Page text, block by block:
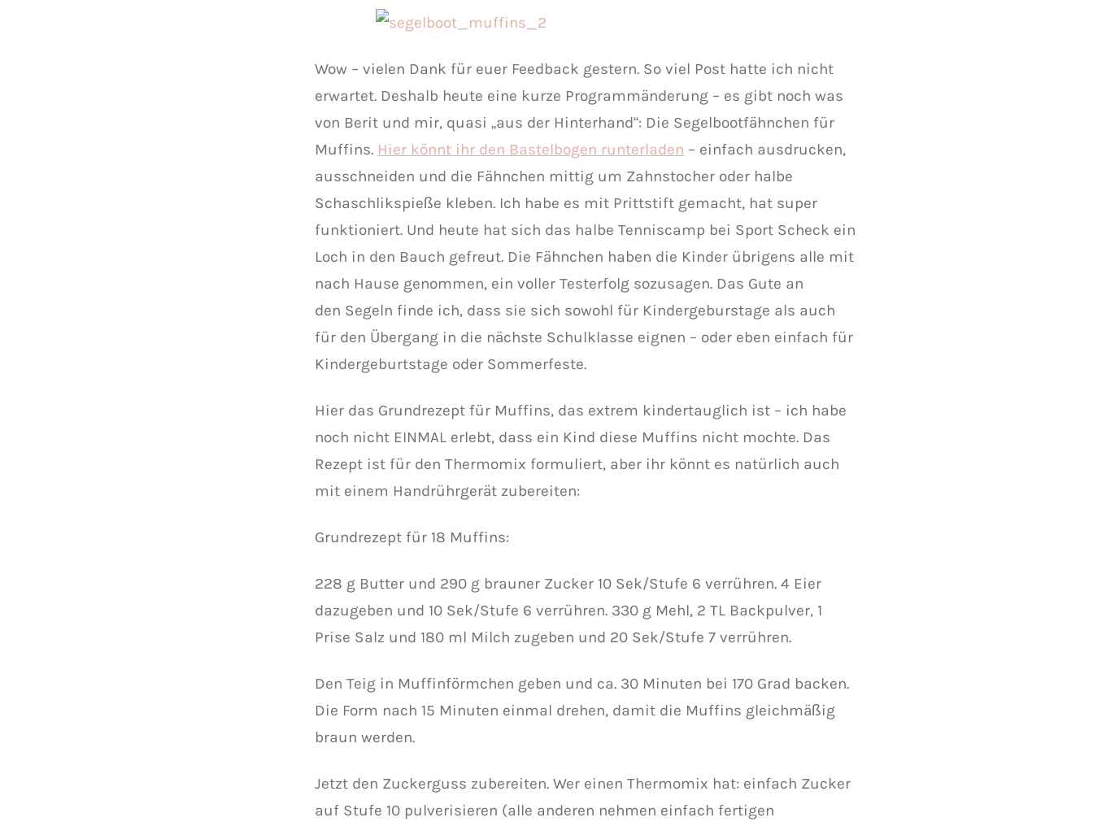
Wow – vielen Dank für euer Feedback gestern. So viel Post hatte ich nicht
erwartet. Deshalb heute eine kurze Programmänderung – es gibt noch was
von Berit und mir, quasi „aus der Hinterhand“: Die Segelbootfähnchen für
Muffins. Hier könnt ihr den Bastelbogen runterladen – einfach ausdrucken,
ausschneiden und die Fähnchen mittig um Zahnstocher oder halbe
Schaschlikspieße kleben. Ich habe es mit Prittstift gemacht, hat super
funktioniert. Und heute hat sich das halbe Tenniscamp bei Sport Scheck ein
Loch in den Bauch gefreut. Die Fähnchen haben die Kinder übrigens alle mit
nach Hause genommen, ein voller Testerfolg sozusagen. Das Gute an
den Segeln finde ich, dass sie sich sowohl für Kindergeburstage als auch
für den Übergang in die nächste Schulklasse eignen – oder eben einfach für
Kindergeburtstage oder Sommerfeste.
Hier das Grundrezept für Muffins, das extrem kindertauglich ist – ich habe
noch nicht EINMAL erlebt, dass ein Kind diese Muffins nicht mochte. Das
Rezept ist für den Thermomix formuliert, aber ihr könnt es natürlich auch
mit einem Handrührgerät zubereiten:
Grundrezept für 18 Muffins:
228 g Butter und 290 g brauner Zucker 10 Sek/Stufe 6 verrühren. 4 Eier
dazugeben und 10 Sek/Stufe 6 verrühren. 330 g Mehl, 2 TL Backpulver, 1
Prise Salz und 180 ml Milch zugeben und 20 Sek/Stufe 7 verrühren.
Den Teig in Muffinförmchen geben und ca. 30 Minuten bei 170 Grad backen.
Die Form nach 15 Minuten einmal drehen, damit die Muffins gleichmäßig
braun werden.
Jetzt den Zuckerguss zubereiten. Wer einen Thermomix hat: einfach Zucker
auf Stufe 10 pulverisieren (alle anderen nehmen einfach fertigen